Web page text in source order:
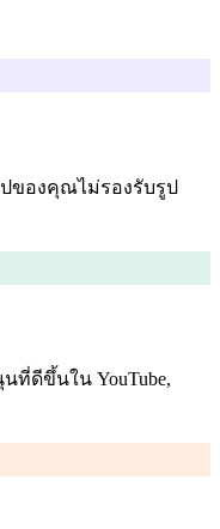
ของคุณไม่รองรับรูป
ที่ดีขึ้นใน YouTube,